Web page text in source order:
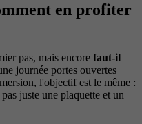
en profiter
pas, mais encore faut-il
journée portes ouvertes
l'objectif est le même :
pas juste une plaquette et un